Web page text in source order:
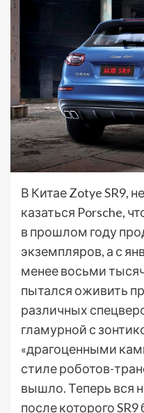
В Китае Zotye SR9,
казаться Porsche,
в прошлом году
экземпляров, а с
менее восьми
пытался оживить
различных
гламурной с
«драгоценными
стиле роботов-
вышло. Теперь вся
после которого